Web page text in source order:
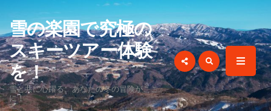
for:
雪の楽園で究極の
スキーツアー体験
を！
雪と共に心躍る、あなたの冬の冒険がここ
に！